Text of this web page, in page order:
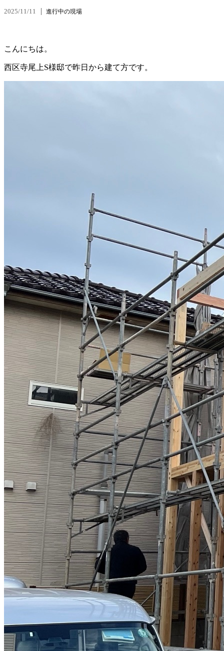
2025/11/11 進行中の現場
こんにちは。
西区寺尾上S様邸で昨日から建て方です。